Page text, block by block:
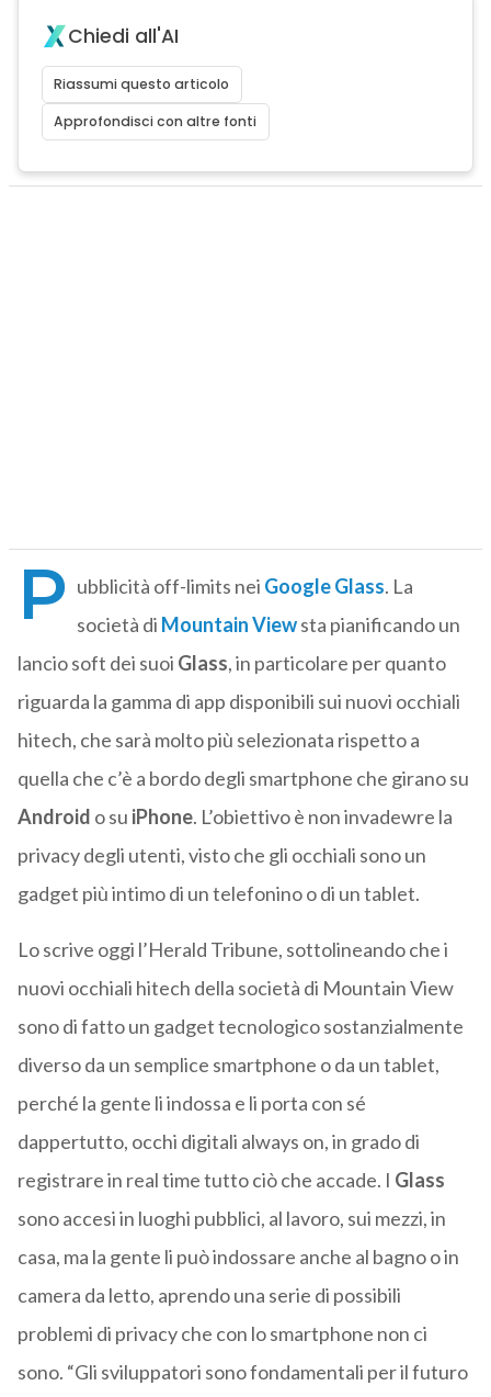
Chiedi all'AI
Riassumi questo articolo
Approfondisci con altre fonti
P ubblicità off-limits nei Google Glass. La
società di Mountain Viewsta pianificando un
lancio soft dei suoi Glass, in particolare per quanto
riguarda la gamma di app disponibili sui nuovi occhiali
hitech, che sarà molto più selezionata rispetto a
quella che c’è a bordo degli smartphone che girano su
Android o su iPhone. L’obiettivo è non invadewre la
privacy degli utenti, visto che gli occhiali sono un
gadget più intimo di un telefonino o di un tablet.
Lo scrive oggi l’Herald Tribune, sottolineando che i
nuovi occhiali hitech della società di Mountain View
sono di fatto un gadget tecnologico sostanzialmente
diverso da un semplice smartphone o da un tablet,
perché la gente li indossa e li porta con sé
dappertutto, occhi digitali always on, in grado di
registrare in real time tutto ciò che accade. I Glass
sono accesi in luoghi pubblici, al lavoro, sui mezzi, in
casa, ma la gente li può indossare anche al bagno o in
camera da letto, aprendo una serie di possibili
problemi di privacy che con lo smartphone non ci
sono. “Gli sviluppatori sono fondamentali per il futuro